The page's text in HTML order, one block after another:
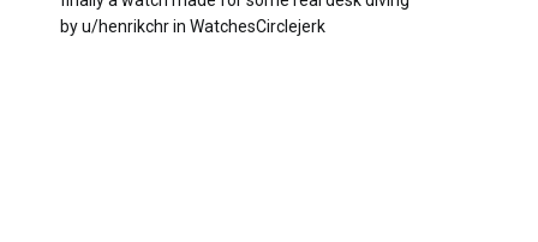
byu/henrikchrin WatchesCirclejerk